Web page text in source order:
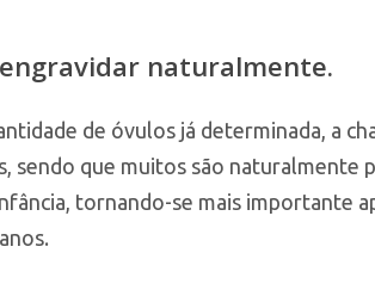
naturalmente.
de óvulos já determinada, a
sendo que muitos são naturalmente
tornando-se mais importante